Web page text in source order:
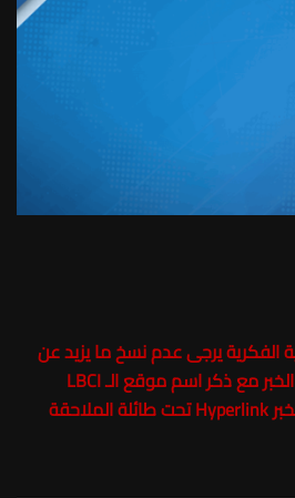
يرجى عدم نسخ ما يزيد عن
20 في المئة من مضمون الخبر مع ذكر اسم موقع الـ LBCI
الالكتروني وارفاقه برابط الخبر Hyperlink تحت طائلة الملاحقة